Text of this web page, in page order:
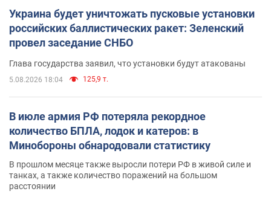
Украина будет уничтожать пусковые установки
российских баллистических ракет: Зеленский
провел заседание СНБО
Глава государства заявил, что установки будут атакованы
5.08.2026 18:04 125,9 т.
В июле армия РФ потеряла рекордное
количество БПЛА, лодок и катеров: в
Минобороны обнародовали статистику
В прошлом месяце также выросли потери РФ в живой силе и
танках, а также количество поражений на большом
расстоянии